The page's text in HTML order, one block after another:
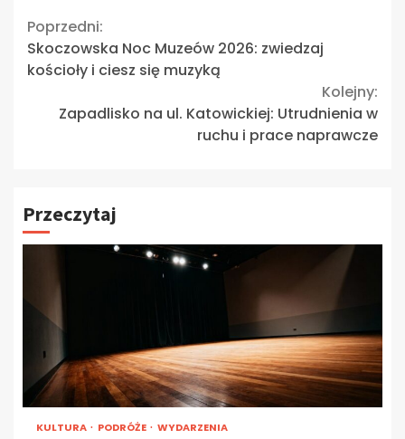
Continue
Reading
Poprzedni:
Skoczowska Noc Muzeów 2026: zwiedzaj
kościoły i ciesz się muzyką
Kolejny:
Zapadlisko na ul. Katowickiej: Utrudnienia w
ruchu i prace naprawcze
Przeczytaj
KULTURA PODRÓŻE WYDARZENIA